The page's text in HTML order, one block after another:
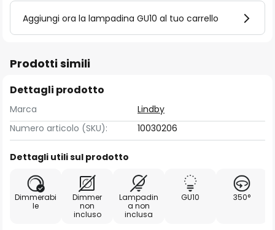
Aggiungi ora la lampadina GU10 al tuo carrello
Prodotti simili
Dettagli prodotto
Marca
Lindby
Numero articolo (SKU):
10030206
Dettagli utili sul prodotto
Dimmerabi
le
Dimmer
non
incluso
Lampadin
a non
inclusa
GU10 350°